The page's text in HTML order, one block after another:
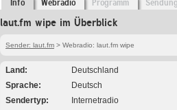
Info Webradio Programm
laut.fm wipe im Überblick
Sender: laut.fm > Webradio: laut.fm wipe
Land
Deutschland
Sprache
Deutsch
Sendertyp
Internetradio